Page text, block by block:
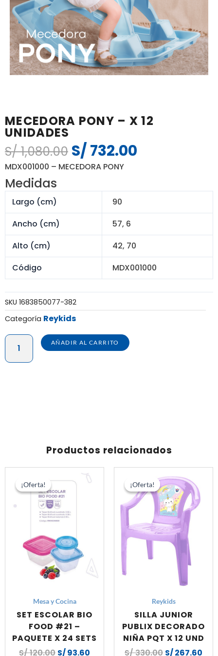
MECEDORA PONY – X 12
UNIDADES
S/1,080.00 El
precio
era:
S/ 1,080.00.
S/732.00
es:
MDX001000 – MECEDORA PONY
Medidas
Largo (cm)
90
Ancho (cm)
57, 6
Alto (cm)
42, 70
Código
MDX001000
SKU 1683850077-382
Categoría Reykids
MECEDORA
PONY
-
AÑADIR AL CARRITO
Productos relacionados
¡Oferta!
¡Oferta!
Mesa y Cocina
SET ESCOLAR BIO
FOOD #21 –
PAQUETE X 24 SETS
S/120.00
El
precio
original
era:
S/ 120.00.
S/93.60
El
precio
¡Oferta!
¡Oferta!
Reykids
SILLA JUNIOR
PUBLIX DECORADO
NIÑA PQT X 12 UND
S/330.00
El
precio
original
era:
S/ 330.00.
S/267.60
El